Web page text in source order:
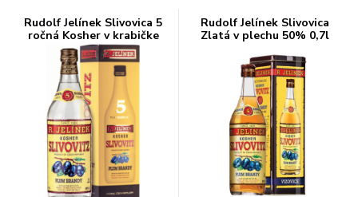
Rudolf Jelínek Slivovica 5
ročná Kosher v krabičke
50% 0,7l
Rudolf Jelínek Slivovica
Zlatá v plechu 50% 0,7l